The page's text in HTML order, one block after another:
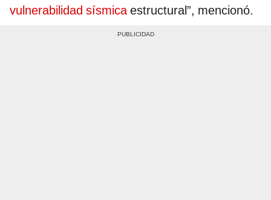
vulnerabilidad sísmicaestructural”, mencionó.